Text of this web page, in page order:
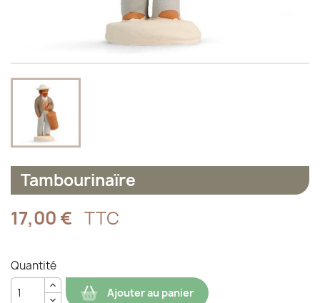
Tambourinaïre
17,00 € TTC
Quantité
Ajouter au panier